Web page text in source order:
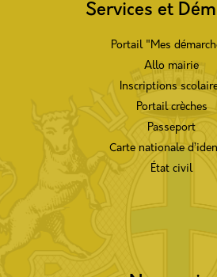
Services et
Portail "Mes
Allo mairie
Inscriptions
Portail crèches
Passeport
Carte nationale
État civil